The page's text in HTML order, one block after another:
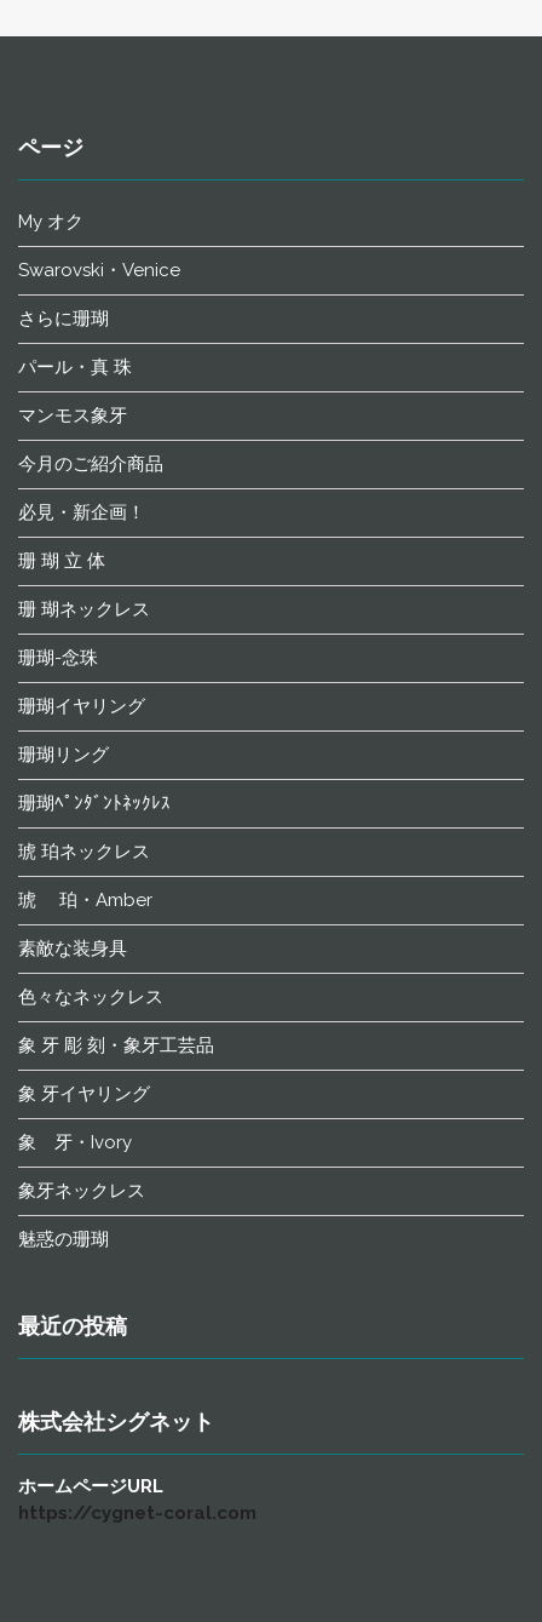
ページ
My オク
Swarovski・Venice
さらに珊瑚
パール・真 珠
マンモス象牙
今月のご紹介商品
必見・新企画！
珊 瑚 立 体
珊 瑚ネックレス
珊瑚-念珠
珊瑚イヤリング
珊瑚リング
珊瑚ﾍﾟﾝﾀﾞﾝﾄﾈｯｸﾚｽ
琥 珀ネックレス
琥 珀・Amber
素敵な装身具
色々なネックレス
象 牙 彫 刻・象牙工芸品
象 牙イヤリング
象 牙・Ivory
象牙ネックレス
魅惑の珊瑚
最近の投稿
株式会社シグネット
ホームページURL
https://cygnet-coral.com